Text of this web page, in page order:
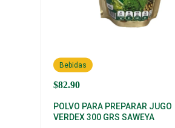
$82.90
Bebidas
POLVO PARA PREPARAR JUGO
VERDEX 300 GRS SAWEYA